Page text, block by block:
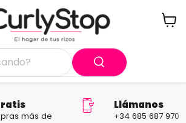
más de
Llámanos
+34 685 687 970